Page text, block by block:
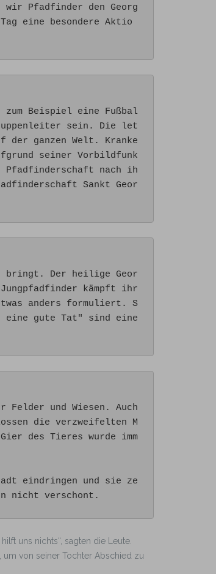
wir Pfadfinder den Georg
eine besondere Aktio
Beispiel eine Fußbal
sein. Die let
der ganzen Welt. Kranke
seiner Vorbildfunk
Pfadfinderschaft nach ih
Sankt Geor
bringt. Der heilige Geor
Jungpfadfinder kämpft ihr
anders formuliert. S
eine gute Tat" sind eine
und Wiesen. Auch
die verzweifelten M
des Tieres wurde imm
eindringen und sie ze
nicht verschont.
uns nichts“, sagten die Leute.
um von seiner Tochter Abschied zu